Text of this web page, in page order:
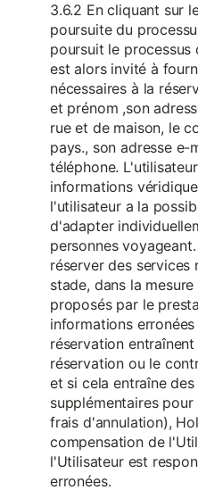
3.6.2 En cliquant sur
poursuite du
poursuit le processus
est alors invité à
nécessaires à la
et prénom ,son
rue et de maison, le
pays., son adresse
téléphone.
informations
l'utilisateur a la
d'adapter
personnes
réserver des services
stade, dans la
proposés par le
informations
réservation
réservation ou le
et si cela entraîne
supplémentaires
frais d'annulation),
compensation de
l'Utilisateur est
erronées.